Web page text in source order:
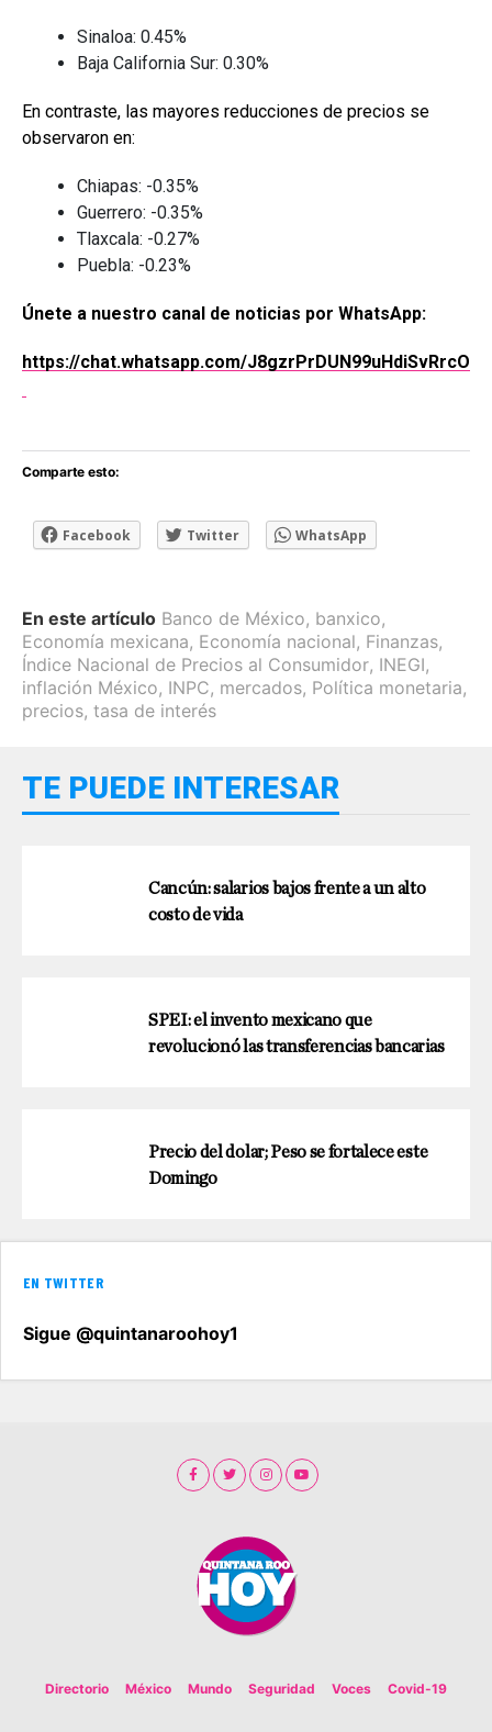
Sinaloa: 0.45%
Baja California Sur: 0.30%
En contraste, las mayores reducciones de precios se
observaron en:
Chiapas: -0.35%
Guerrero: -0.35%
Tlaxcala: -0.27%
Puebla: -0.23%
Únete a nuestro canal de noticias por WhatsApp:
https://chat.whatsapp.com/J8gzrPrDUN99uHdiSvRrcO
Comparte esto:
Facebook Twitter WhatsApp
En este artículo Banco de México, banxico,
Economía mexicana, Economía nacional, Finanzas,
Índice Nacional de Precios al Consumidor, INEGI,
inflación México, INPC, mercados, Política monetaria,
precios, tasa de interés
TE PUEDE INTERESAR
Cancún: salarios bajos frente a un alto
costo de vida
SPEI: el invento mexicano que
revolucionó las transferencias bancarias
Precio del dolar; Peso se fortalece este
Domingo
EN TWITTER
Sigue @quintanaroohoy1
Directorio México Mundo Seguridad Voces Covid-19